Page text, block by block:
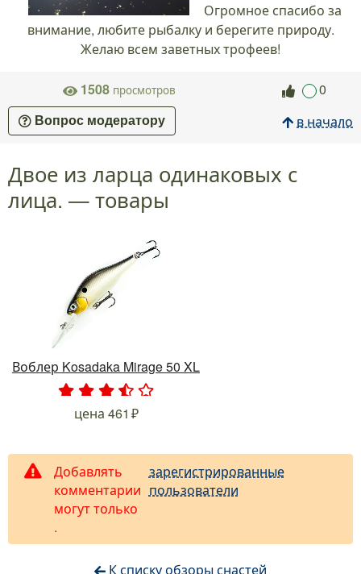
Огромное спасибо за
внимание, любите рыбалку и берегите природу.
Желаю всем заветных трофеев!
1508 просмотров 0
Вопрос модератору в начало
Двое из ларца одинаковых с
лица. — товары
Воблер Kosadaka Mirage 50 XL
. .
цена 461
Добавлять
комментарии
могут только
зарегистрированные
пользователи
.
К списку обзоры снастей